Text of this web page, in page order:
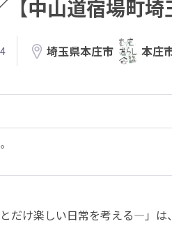
中山道宿場町埼
埼玉県本庄市 本庄
だけ楽しい日常を考える―」は